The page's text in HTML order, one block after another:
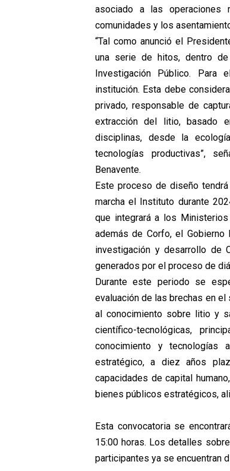
asociado a las operaciones
comunidades y los
“Tal como anunció el
una serie de hitos, dentro
Investigación Público. Para
institución. Esta debe
privado, responsable de
extracción del litio, basado
disciplinas, desde la
tecnologías productivas”,
Benavente.
Este proceso de diseño
marcha el Instituto durante
que integrará a los Ministerios
además de Corfo, el
investigación y desarrollo de
generados por el proceso de
Durante este periodo se
evaluación de las brechas en
al conocimiento sobre litio y
científico-tecnológicas,
conocimiento y tecnologías
estratégico, a diez años
capacidades de capital
bienes públicos estratégicos,
Esta convocatoria se
15:00 horas. Los detalles
participantes ya se encuentran